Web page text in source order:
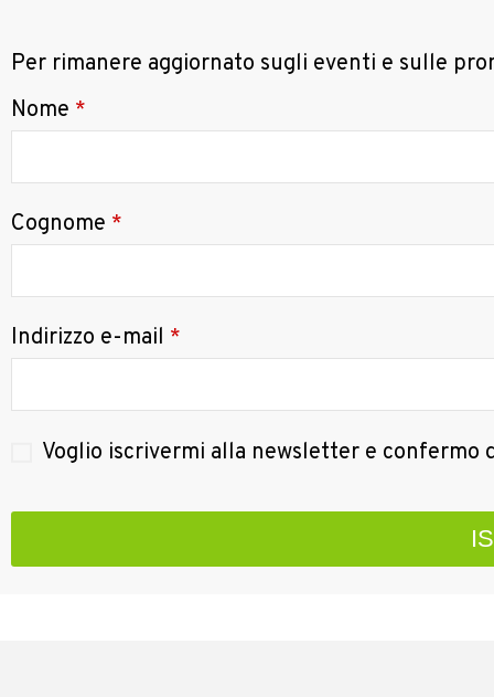
Per rimanere aggiornato sugli eventi e sulle
Nome *
Cognome *
Indirizzo e-mail *
Voglio iscrivermi alla newsletter e confermo